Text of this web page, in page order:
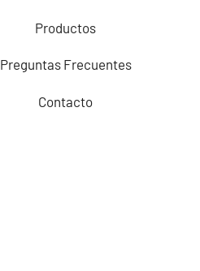
Productos
Preguntas Frecuentes
Contacto